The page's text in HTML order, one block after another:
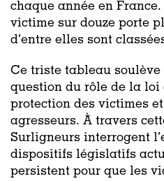
chaque année en
victime sur douze porte
d’entre elles sont
Ce triste tableau
question du rôle de la
protection des victimes
agresseurs. À travers
Surligneurs interrogent
dispositifs législatifs
persistent pour que les